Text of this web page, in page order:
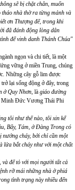
sẽ bị chặt chân, muốn
tháo nhà thờ ra từng mảnh và
ơn Thượng đế, trong khi
đã đánh động lòng dân
để vinh danh Thánh Chúa"
ngọn và chi tiết, là một
vững ở miền Trung, chúng
Những cây gỗ lim được
lại sống động ở đây, trong
ở Quy Nhơn, là giáo đường
Minh Đức Vương Thái Phi
tôi như thế nào, tôi xin kể
Bẩy, Tám, ở Đàng Trong có
cháy, bởi chỉ cần một
lửa bắt cháy như với một chất
để tỏ với mọi người tất cả
rỡ mái những nhà ở phiá
tình trạng này nhiều đến